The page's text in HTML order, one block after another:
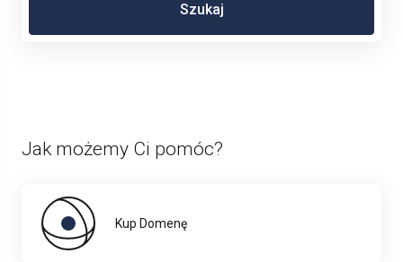
Szukaj
Jak możemy Ci pomóc?
Kup Domenę